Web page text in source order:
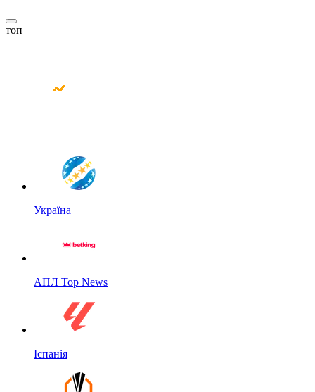
топ
Україна
АПЛ Top News
Іспанія